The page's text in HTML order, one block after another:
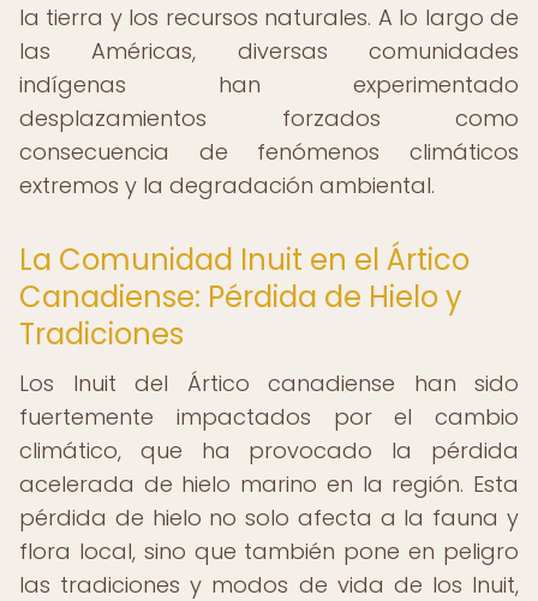
la tierra y los recursos naturales. A lo largo de
las Américas, diversas comunidades
indígenas han experimentado
desplazamientos forzados como
consecuencia de fenómenos climáticos
extremos y la degradación ambiental.
La Comunidad Inuit en el Ártico
Canadiense: Pérdida de Hielo y
Tradiciones
Los Inuit del Ártico canadiense han sido
fuertemente impactados por el cambio
climático, que ha provocado la pérdida
acelerada de hielo marino en la región. Esta
pérdida de hielo no solo afecta a la fauna y
flora local, sino que también pone en peligro
las tradiciones y modos de vida de los Inuit,